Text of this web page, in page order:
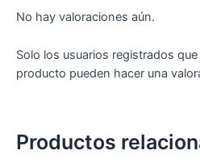
No hay valoraciones aún.
Solo los usuarios registrados
producto pueden hacer una
Productos